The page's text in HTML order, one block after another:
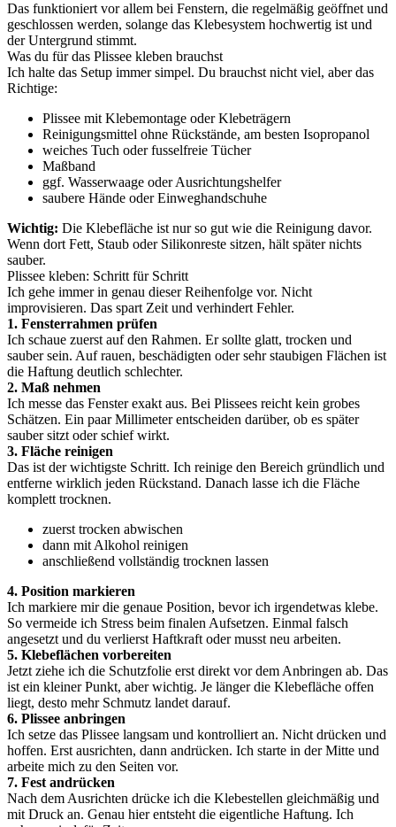
Das funktioniert vor allem bei Fenstern, die regelmäßig geöffnet und
geschlossen werden, solange das Klebesystem hochwertig ist und
der Untergrund stimmt.
Was du für das Plissee kleben brauchst
Ich halte das Setup immer simpel. Du brauchst nicht viel, aber das
Richtige:
Plissee mit Klebemontage oder Klebeträgern
Reinigungsmittel ohne Rückstände, am besten Isopropanol
weiches Tuch oder fusselfreie Tücher
Maßband
ggf. Wasserwaage oder Ausrichtungshelfer
saubere Hände oder Einweghandschuhe
Wichtig: Die Klebefläche ist nur so gut wie die Reinigung davor.
Wenn dort Fett, Staub oder Silikonreste sitzen, hält später nichts
sauber.
Plissee kleben: Schritt für Schritt
Ich gehe immer in genau dieser Reihenfolge vor. Nicht
improvisieren. Das spart Zeit und verhindert Fehler.
1. Fensterrahmen prüfen
Ich schaue zuerst auf den Rahmen. Er sollte glatt, trocken und
sauber sein. Auf rauen, beschädigten oder sehr staubigen Flächen ist
die Haftung deutlich schlechter.
2. Maß nehmen
Ich messe das Fenster exakt aus. Bei Plissees reicht kein grobes
Schätzen. Ein paar Millimeter entscheiden darüber, ob es später
sauber sitzt oder schief wirkt.
3. Fläche reinigen
Das ist der wichtigste Schritt. Ich reinige den Bereich gründlich und
entferne wirklich jeden Rückstand. Danach lasse ich die Fläche
komplett trocknen.
zuerst trocken abwischen
dann mit Alkohol reinigen
anschließend vollständig trocknen lassen
4. Position markieren
Ich markiere mir die genaue Position, bevor ich irgendetwas klebe.
So vermeide ich Stress beim finalen Aufsetzen. Einmal falsch
angesetzt und du verlierst Haftkraft oder musst neu arbeiten.
5. Klebeflächen vorbereiten
Jetzt ziehe ich die Schutzfolie erst direkt vor dem Anbringen ab. Das
ist ein kleiner Punkt, aber wichtig. Je länger die Klebefläche offen
liegt, desto mehr Schmutz landet darauf.
6. Plissee anbringen
Ich setze das Plissee langsam und kontrolliert an. Nicht drücken und
hoffen. Erst ausrichten, dann andrücken. Ich starte in der Mitte und
arbeite mich zu den Seiten vor.
7. Fest andrücken
Nach dem Ausrichten drücke ich die Klebestellen gleichmäßig und
mit Druck an. Genau hier entsteht die eigentliche Haftung. Ich